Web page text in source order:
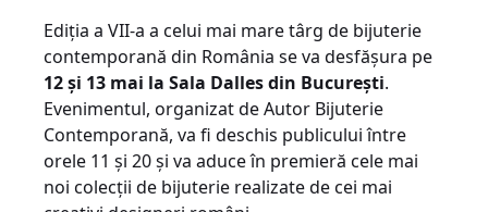
Ediţia a VII-a a celui mai mare târg de bijuterie
contemporană din România se va desfăşura pe
12 şi 13 mai la Sala Dalles din Bucureşti.
Evenimentul, organizat de Autor Bijuterie
Contemporană, va fi deschis publicului între
orele 11 şi 20 şi va aduce în premieră cele mai
noi colecţii de bijuterie realizate de cei mai